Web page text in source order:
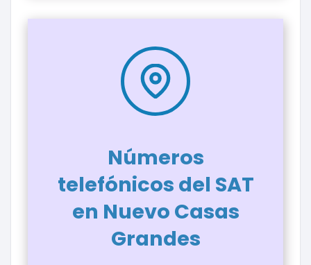
Números
telefónicos del SAT
en Nuevo Casas
Grandes